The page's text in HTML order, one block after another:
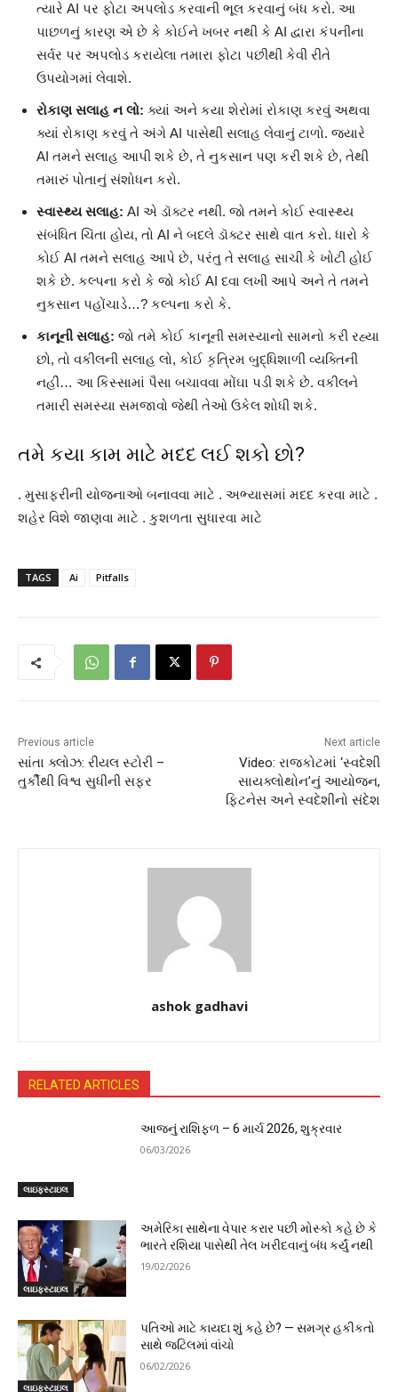
ત્યારે AI પર ફોટા અપલોડ કરવાની ભૂલ કરવાનું બંધ કરો. આ
પાછળનું કારણ એ છે કે કોઈને ખબર નથી કે AI દ્વારા કંપનીના
સર્વર પર અપલોડ કરાયેલા તમારા ફોટા પછીથી કેવી રીતે
ઉપયોગમાં લેવાશે.
રોકાણ સલાહ ન લો: ક્યાં અને કયા શેરોમાં રોકાણ કરવું અથવા
ક્યાં રોકાણ કરવું તે અંગે AI પાસેથી સલાહ લેવાનું ટાળો. જ્યારે
AI તમને સલાહ આપી શકે છે, તે નુકસાન પણ કરી શકે છે, તેથી
તમારું પોતાનું સંશોધન કરો.
સ્વાસ્થ્ય સલાહ: AI એ ડૉક્ટર નથી. જો તમને કોઈ સ્વાસ્થ્ય
સંબંધિત ચિંતા હોય, તો AI ને બદલે ડૉક્ટર સાથે વાત કરો. ધારો કે
કોઈ AI તમને સલાહ આપે છે, પરંતુ તે સલાહ સાચી કે ખોટી હોઈ
શકે છે. કલ્પના કરો કે જો કોઈ AI દવા લખી આપે અને તે તમને
નુકસાન પહોંચાડે…? કલ્પના કરો કે.
કાનૂની સલાહ: જો તમે કોઈ કાનૂની સમસ્યાનો સામનો કરી રહ્યા
છો, તો વકીલની સલાહ લો, કોઈ કૃત્રિમ બુદ્ધિશાળી વ્યક્તિની
નહીં… આ કિસ્સામાં પૈસા બચાવવા મોંઘા પડી શકે છે. વકીલને
તમારી સમસ્યા સમજાવો જેથી તેઓ ઉકેલ શોધી શકે.
તમે કયા કામ માટે મદદ લઈ શકો છો?
. મુસાફરીની યોજનાઓ બનાવવા માટે . અભ્યાસમાં મદદ કરવા માટે .
શહેર વિશે જાણવા માટે . કુશળતા સુધારવા માટે
TAGS Ai Pitfalls
Previous article
સાંતા ક્લોઝ: રીયલ સ્ટોરી –
તુર્કીથી વિશ્વ સુધીની સફર
Next article
Video: રાજકોટમાં ‘સ્વદેશી
સાયક્લોથોન’નું આયોજન,
ફિટનેસ અને સ્વદેશીનો સંદેશ
ashok gadhavi
RELATED ARTICLES
લાઇફસ્ટાઇલ
આજનું રાશિફળ – 6 માર્ચ 2026, શુક્રવાર
06/03/2026
લાઇફસ્ટાઇલ
અમેરિકા સાથેના વેપાર કરાર પછી મોસ્કો કહે છે કે
ભારતે રશિયા પાસેથી તેલ ખરીદવાનું બંધ કર્યું નથી
19/02/2026
લાઇફસ્ટાઇલ
પતિઓ માટે કાયદા શું કહે છે? — સમગ્ર હકીકતો
સાથે જટિલમાં વાંચો
06/02/2026